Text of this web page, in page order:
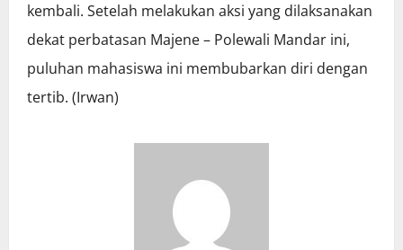
kembali. Setelah melakukan aksi yang dilaksanakan
dekat perbatasan Majene – Polewali Mandar ini,
puluhan mahasiswa ini membubarkan diri dengan
tertib. (Irwan)